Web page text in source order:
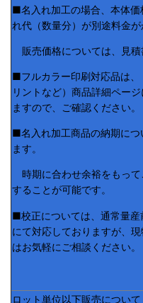
■名入れ加工の場合、本体価
れ代（数量分）が別途料金が
販売価格については、見積
■フルカラー印刷対応品は
リントなど）商品詳細ペー
ますので、ご確認ください。
■名入れ加工商品の納期につ
ます。
時期に合わせ余裕をもって
することが可能です。
■校正については、通常量産
にて対応しておりますが、
はお気軽にご相談ください。
ロット単位以下販売について